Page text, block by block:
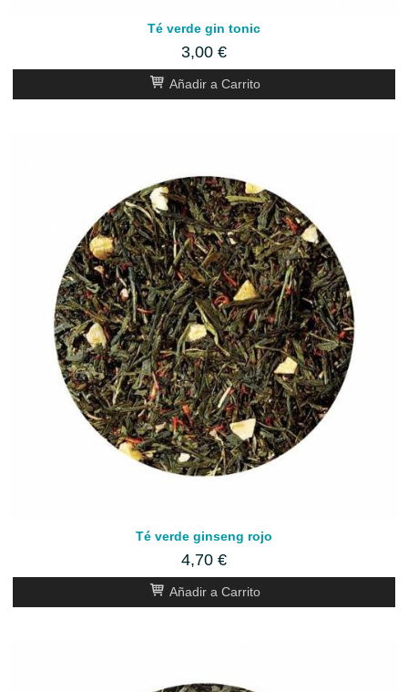
Té verde gin tonic
3,00 €
Añadir a Carrito
Té verde ginseng rojo
4,70 €
Añadir a Carrito